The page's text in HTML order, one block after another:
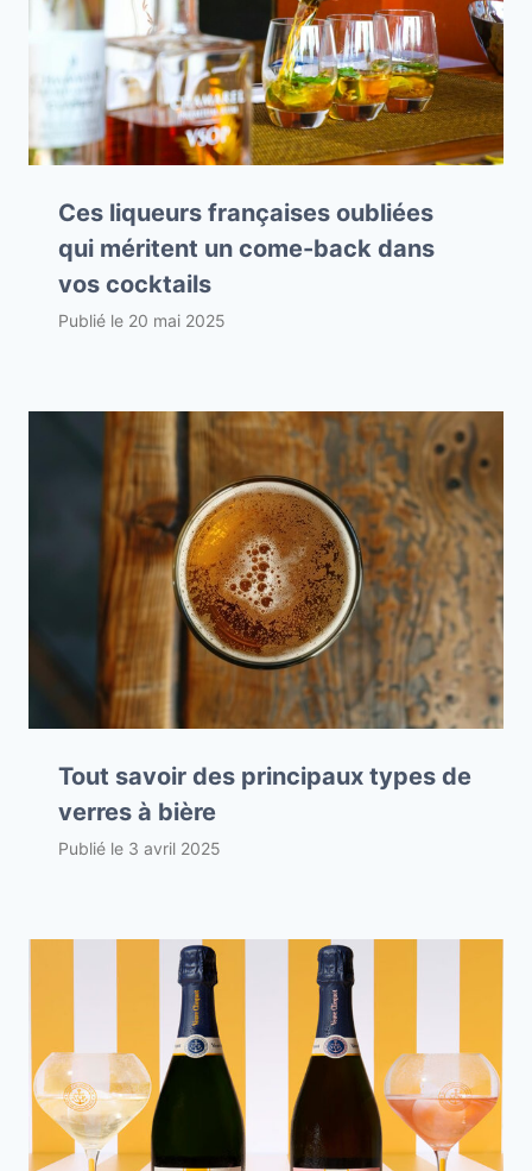
Ces liqueurs françaises oubliées
qui méritent un come-back dans
vos cocktails
Publié le 20 mai 2025
Tout savoir des principaux types de
verres à bière
Publié le 3 avril 2025